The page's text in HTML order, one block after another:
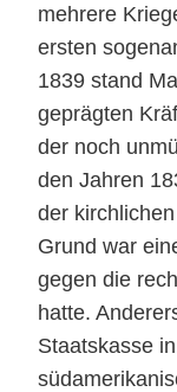
mehrere
ersten
1839 stand
geprägten
der noch
den Jahren
der
Grund war
gegen die
hatte.
Staatskasse